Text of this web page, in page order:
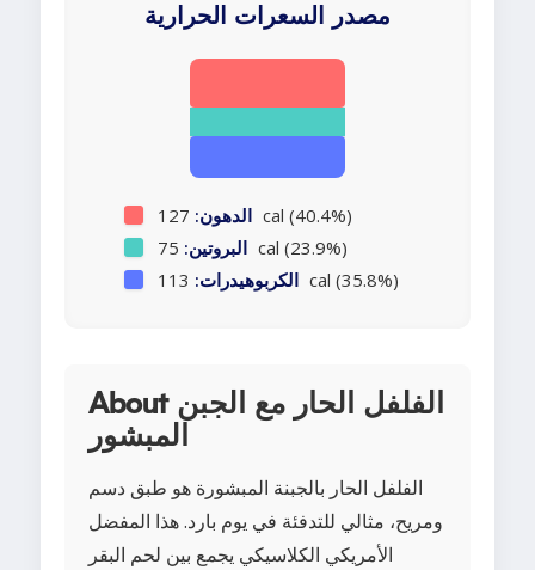
مصدر السعرات الحرارية
الدهون: 127 cal (40.4%)
البروتين: 75 cal (23.9%)
الكربوهيدرات: 113 cal (35.8%)
About الفلفل الحار مع الجبن
المبشور
الفلفل الحار بالجبنة المبشورة هو طبق دسم
ومريح، مثالي للتدفئة في يوم بارد. هذا المفضل
الأمريكي الكلاسيكي يجمع بين لحم البقر